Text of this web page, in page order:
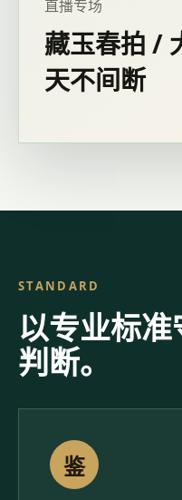
直播专场
藏玉春拍 /
天不间断
STANDARD
以专业标
判断。
鉴